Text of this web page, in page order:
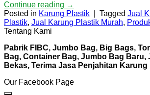
Continue reading →
Posted in Karung Plastik Tagged Jual
Plastik, Jual Karung Plastik Murah,
Tentang Kami
Pabrik FIBC, Jumbo Bag, Big Bags,
Bag, Container Bag, Jumbo Bag Baru,
Bekas, Terima Jasa Penjahitan Karung
Our Facebook Page